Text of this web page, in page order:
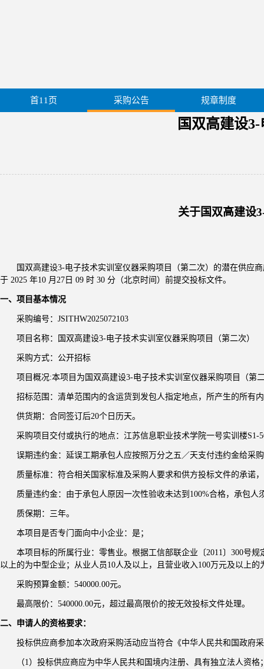
首11页 采购公告 规章制度
国双高建设
关于国双高建设
国双高建设3-电子技术实训室仪器采购项目（第二次） 的潜在供应
于 2025 年10 月 27 日 09 时 30 分（北京时间）前提交投标文件。
一、 项目基本情况
采购编号： JSITHW2025072103
项目名称： 国双高建设3-电子技术实训室仪器采购项目（第二次）
采购方式： 公开招标
项目概况:本项目为 国双高建设3-电子技术实训室仪器采购项目（第
招标范围：清单范围内的含运货到发包人指定地点，所产生的所有
供货期： 合同签订后20个日历天。
采购项目交付或执行的地点：江苏信息职业技术学院一号实训楼S1-
误期违约金：延误工期承包人应按照万分之五／天支付违约金给采
质量标准：符合相关国家标准及采购人要求和供方投标文件的承诺
质量违约金：由于承包人原因一次性验收未达到 100%合格，承包人
质保期：三年。
本项目是否专门面向中小企业：是；
本项目标的所属行业：零售业。根据工信部联企业〔2011〕300号
以上的为中型企业；从业人员10人及以上，且营业收入100万元及以上
采购预算金额： 540000.00元。
最高限价： 540000.00元，超过最高限价的按无效投标文件处理。
二、申请人的资格要求：
投标供应商参加本次政府采购活动应当符合《中华人民共和国政府
（1）投标供应商应为中华人民共和国境内注册、具有独立法人资格